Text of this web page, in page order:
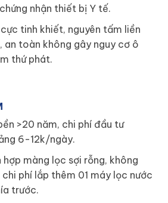
nhận thiết bị Y tế.
cực tinh khiết, nguyên tấm liền
an toàn không gây nguy cơ ô
thứ phát.
>20 năm, chi phí đầu tư
6-12k/ngày.
hợp màng lọc sợi rỗng, không
phí lắp thêm 01 máy lọc nước
trước.